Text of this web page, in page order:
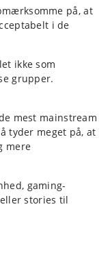
på, at
i de
ikke som
grupper.
mest mainstream
tyder meget på, at
mere
gaming-
stories til